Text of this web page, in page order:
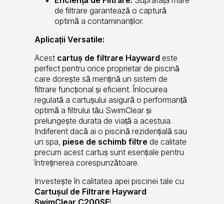
de filtrare garantează o captură
optimă a contaminanților.
Aplicații Versatile:
Acest cartuș de filtrare Hayward este
perfect pentru orice proprietar de piscină
care dorește să mențină un sistem de
filtrare funcțional și eficient. Înlocuirea
regulată a cartușului asigură o performanță
optimă a filtrului tău SwimClear și
prelungește durata de viață a acestuia.
Indiferent dacă ai o piscină rezidențială sau
un spa, piese de schimb filtre de calitate
precum acest cartuș sunt esențiale pentru
întreținerea corespunzătoare.
Investește în calitatea apei piscinei tale cu
Cartușul de Filtrare Hayward
SwimClear C200SE!